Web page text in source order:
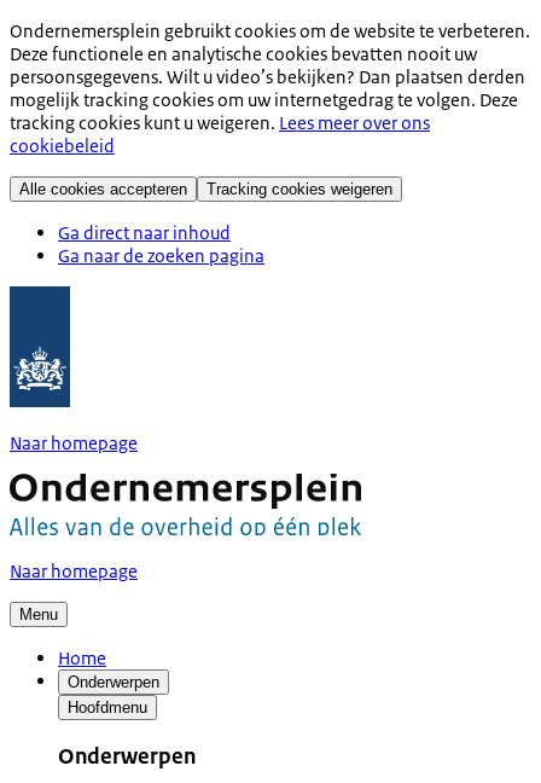
Ondernemersplein gebruikt cookies om de website te verbeteren.
Deze functionele en analytische cookies bevatten nooit uw
persoonsgegevens. Wilt u video’s bekijken? Dan plaatsen derden
mogelijk tracking cookies om uw internetgedrag te volgen. Deze
tracking cookies kunt u weigeren. Lees meer over ons
cookiebeleid
Alle cookies accepteren Tracking cookies weigeren
Ga direct naar inhoud
Ga naar de zoeken pagina
Naar homepage
Naar homepage
Menu
Home
Onderwerpen
Hoofdmenu
Onderwerpen